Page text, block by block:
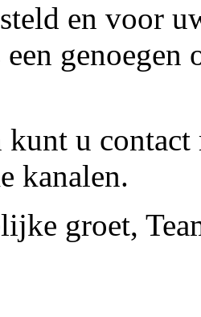
en voor
u contact
kanalen.
groet,